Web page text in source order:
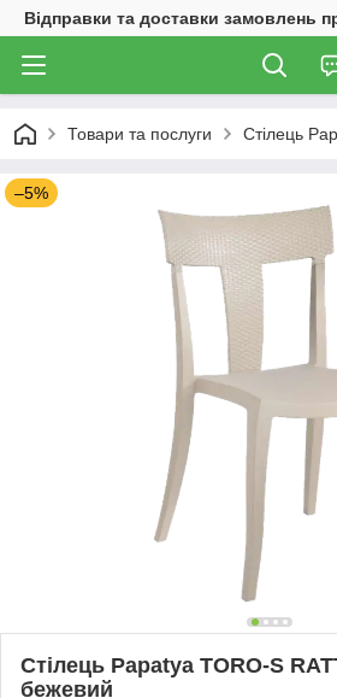
Відправки та доставки замовлень
Товари та послуги Стілець
–5%
Стілець Papatya TORO-S
бежевий